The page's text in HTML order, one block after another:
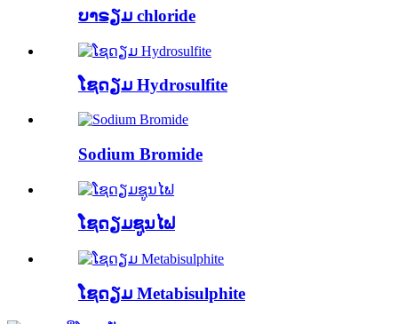
ບາຣຽມ chloride
ໂຊດຽມ Hydrosulfite
Sodium Bromide
ໂຊດຽມຊູນໄຟ
ໂຊດຽມ Metabisulphite